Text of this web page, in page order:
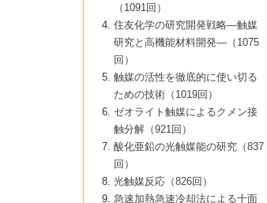
8号 若手研究者による触媒研究の未来展望
2：大学・研究所編
8号 イオン液体の応用
8号 多機能型リアクター
8号 超臨界流体を用いた化学プロセスの新
6号 第94回触媒討論会
7号 サブナノレベルでみた新しい表面現象
8号 オレフィン重合触媒の新たな展
5号 基礎化学品製造の触媒技術
6号 第92回触媒討論会
7号 基礎化学品製造の触媒技術
8号 資源の循環と触媒技術
4号 ナノ材料の調製と機能化
5号 こんな触媒が欲しい
6号 第90回触媒討論会
7号 触媒研究と学術雑誌/情報
8号 若い世代からみた触媒化学の現状と未
3号 生体触媒とバイオプロセス
4号 水素製造・利用の触媒化学
5号 触媒研究における新しい切り口：コン
ビナトリアルケミストリー
6号 第88回触媒討論会特集号
7号 企業における触媒研究のブレークスル
8号 この材料を触媒として使ってみません
2号 第85回触媒討論会
3号 反応ダイナミクス
5号 触媒のおもしろさをどのように伝える
6号 第86回触媒討論会
7号 水素化精製触媒の新しい展開
8号 新しい反応性と機能性を目指した金属
クラスタ-化学
1号 孔、穴、あな?-特異な空間とその利用-
2号 第83回触媒討論会
3号 均一系触媒反応最前線
4号 実用炭素材料の新展開
5号 研究の方法論を考える
7号 機能性金属材料と触媒
8号 触媒研究へのNMRの応用と展望
▼40巻（1998年）
進展と21世紀への提言/創立40周年記念・触
媒学会この10年の歩みとこれから/創立40周
2号 第81回触媒討論会
3号 計算機触媒化学へのさそい
4号 触媒劣化の制御と予測
5号 最新の実用プロセスと触媒
6号 第82回触媒討論会
1号 均一系と不均一系触媒反応-その特徴と
接点
2号 第79回触媒討論会
3号 最新NO除去触媒の実用化研究
4号 新しい反応場を目指した触媒調製
5号 反応・分離技術の新しい展開
6号 第80回触媒討論会
▼38巻（1996年）
1号 触媒の構造と触媒作用/C1化学を中心と
する21世紀への触媒
3号 オリンピックメダル:金・銀・銅はどん
な触媒作用を示すか
4号 触媒作用における機能の複合化
▼37巻（1995年）
1号 ファインケミカルズと固体触媒
2号 第75回触媒討論会
3号 希土類を利用した触媒
4号 触媒とリサイクル
5号 エネルギー変換触媒
▼36巻（1994年）
1号 電気化学と触媒
2号 第73回触媒討論会
3号 C4化学の展開
4号 《通常号》
▼35巻（1993年）
1号 工業触媒開発マニュアル―探索から工
業化まで
2号 第71回触媒討論会
▼34巻（1992年）
1号 インパクトを与えたこの研究
2号 第69回触媒討論会
▼33巻（1991年）
1号 触媒プロセス開発マニュアル―探索か
▼32巻（1990年）
（1091回）
住友化学の研究開発戦略―触媒
研究と高機能材料開発―（1075
回）
触媒の活性を徹底的に使い切る
ための技術（1019回）
ゼオライト触媒によるクメン接
触分解（921回）
酸化亜鉛の光触媒能の研究（837
回）
光触媒反応（826回）
急速加熱急速冷却法による十面